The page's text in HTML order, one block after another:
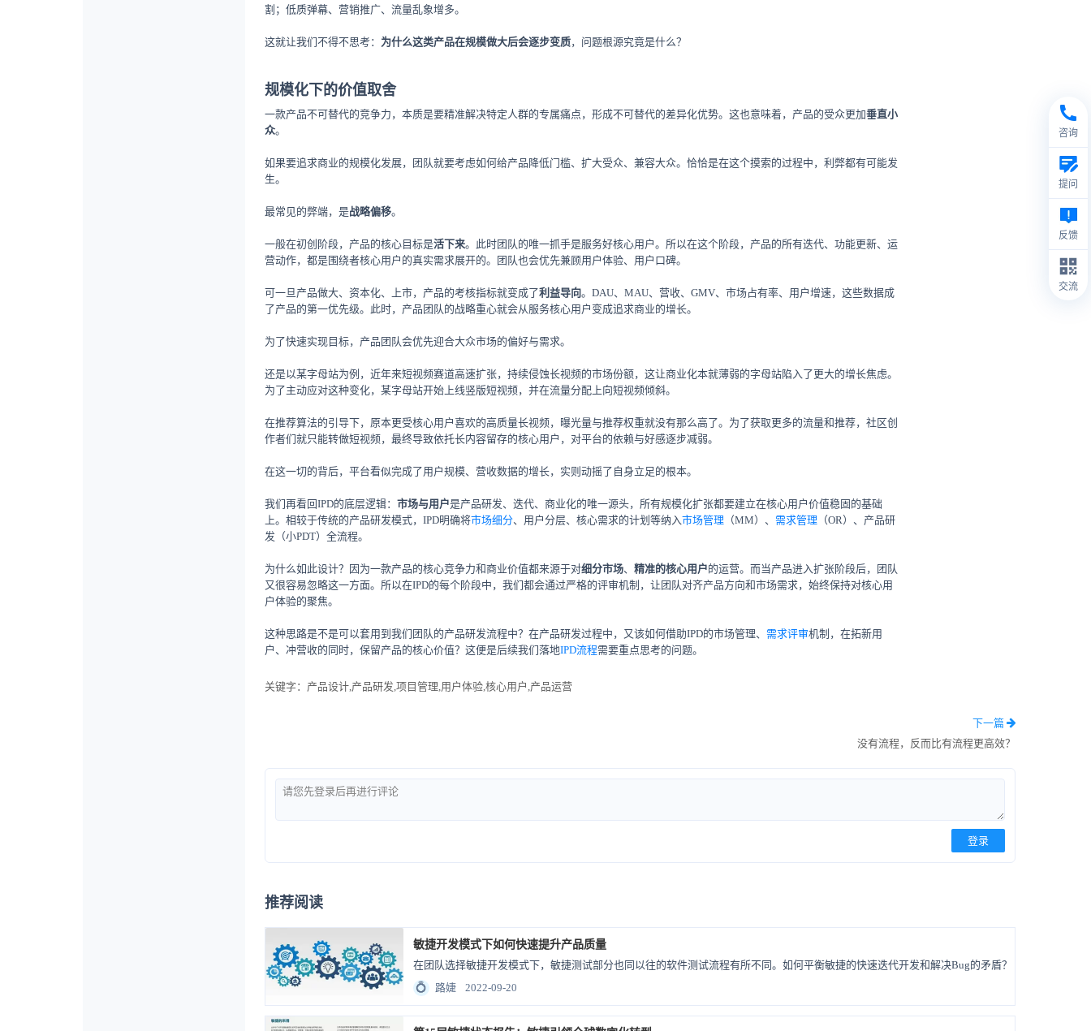
割；低质弹幕、营销推广、流量乱象增多。
这就让我们不得不思考： 为什么这类产品在规模做大后会逐步变质，问题根源究竟是什么？
规模化下的价值取舍
一款产品不可替代的竞争力，本质是要精准解决特定人群的专属痛点，形成不可替代的差异化优势。这也意味着，产品的受众更加垂直小
众。
如果要追求商业的规模化发展，团队就要考虑如何给产品降低门槛、扩大受众、兼容大众。恰恰是在这个摸索的过程中，利弊都有可能发
生。
最常见的弊端，是战略偏移。
一般在初创阶段，产品的核心目标是活下来。此时团队的唯一抓手是服务好核心用户。所以在这个阶段，产品的所有迭代、功能更新、运
营动作，都是围绕者核心用户的真实需求展开的。团队也会优先兼顾用户体验、用户口碑。
可一旦产品做大、资本化、上市，产品的考核指标就变成了利益导向。DAU、MAU、营收、GMV、市场占有率、用户增速，这些数据成
了产品的第一优先级。此时，产品团队的战略重心就会从服务核心用户变成追求商业的增长。
为了快速实现目标，产品团队会优先迎合大众市场的偏好与需求。
还是以某字母站为例，近年来短视频赛道高速扩张，持续侵蚀长视频的市场份额，这让商业化本就薄弱的字母站陷入了更大的增长焦虑。
为了主动应对这种变化，某字母站开始上线竖版短视频，并在流量分配上向短视频倾斜。
在推荐算法的引导下，原本更受核心用户喜欢的高质量长视频，曝光量与推荐权重就没有那么高了。为了获取更多的流量和推荐，社区创
作者们就只能转做短视频，最终导致依托长内容留存的核心用户，对平台的依赖与好感逐步减弱。
在这一切的背后，平台看似完成了用户规模、营收数据的增长，实则动摇了自身立足的根本。
我们再看回IPD的底层逻辑： 市场与用户是产品研发、迭代、商业化的唯一源头，所有规模化扩张都要建立在核心用户价值稳固的基础
上。相较于传统的产品研发模式，IPD明确将市场细分、用户分层、核心需求的计划等纳入市场管理 （MM）、 需求管理 （OR）、产品研
发（小PDT）全流程。
为什么如此设计？因为一款产品的核心竞争力和商业价值都来源于对细分市场、 精准的核心用户的运营。而当产品进入扩张阶段后，团队
又很容易忽略这一方面。所以在IPD的每个阶段中，我们都会通过严格的评审机制，让团队对齐产品方向和市场需求，始终保持对核心用
户体验的聚焦。
这种思路是不是可以套用到我们团队的产品研发流程中？在产品研发过程中，又该如何借助IPD的市场管理、 需求评审机制，在拓新用
户、冲营收的同时，保留产品的核心价值？这便是后续我们落地IPD流程需要重点思考的问题。
关键字 ：产品设计,产品研发,项目管理,用户体验,核心用户,产品运营
下一篇
没有流程，反而比有流程更高效？
登录
推荐阅读
敏捷开发模式下如何快速提升产品质量
在团队选择敏捷开发模式下，敏捷测试部分也同以往的软件测试流程有所不同。如何平衡敏捷的快速迭代开发和解决Bug的矛盾？
💍
路婕 2022-09-20
咨询
提问
反馈
交流